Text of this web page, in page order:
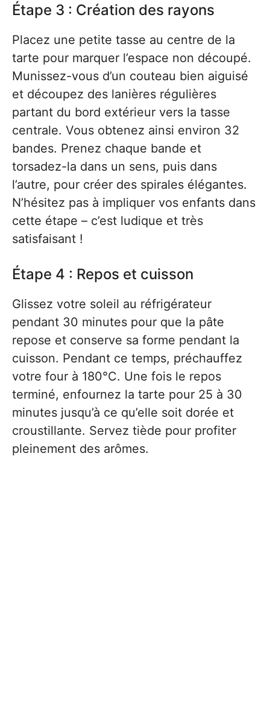
Étape 3 : Création des rayons
Placez une petite tasse au centre de la
tarte pour marquer l’espace non découpé.
Munissez-vous d’un couteau bien aiguisé
et découpez des lanières régulières
partant du bord extérieur vers la tasse
centrale. Vous obtenez ainsi environ 32
bandes. Prenez chaque bande et
torsadez-la dans un sens, puis dans
l’autre, pour créer des spirales élégantes.
N’hésitez pas à impliquer vos enfants dans
cette étape – c’est ludique et très
satisfaisant !
Étape 4 : Repos et cuisson
Glissez votre soleil au réfrigérateur
pendant 30 minutes pour que la pâte
repose et conserve sa forme pendant la
cuisson. Pendant ce temps, préchauffez
votre four à 180°C. Une fois le repos
terminé, enfournez la tarte pour 25 à 30
minutes jusqu’à ce qu’elle soit dorée et
croustillante. Servez tiède pour profiter
pleinement des arômes.